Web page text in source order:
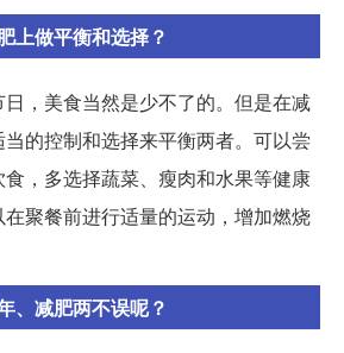
上做平衡和选择？
，美食当然是少不了的。但是在减
的控制和选择来平衡两者。可以尝
，多选择蔬菜、瘦肉和水果等健康
聚餐前进行适量的运动，增加燃烧
、减肥两不误呢？